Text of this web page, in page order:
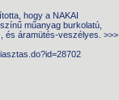
hogy a NAKAI
műanyag burkolatú,
és áramütés-veszélyes. >>>